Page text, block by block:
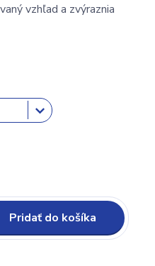
vzhľad a zvýraznia
Pridať do košíka